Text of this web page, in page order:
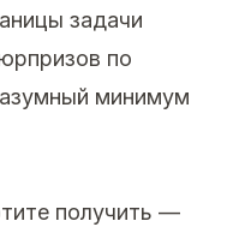
задачи
по
минимум
получить —